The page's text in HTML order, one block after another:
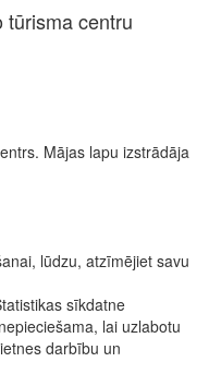
tūrisma centru
Mājas lapu izstrādāja
lūdzu, atzīmējiet savu
sīkdatne
lai uzlabotu
darbību un